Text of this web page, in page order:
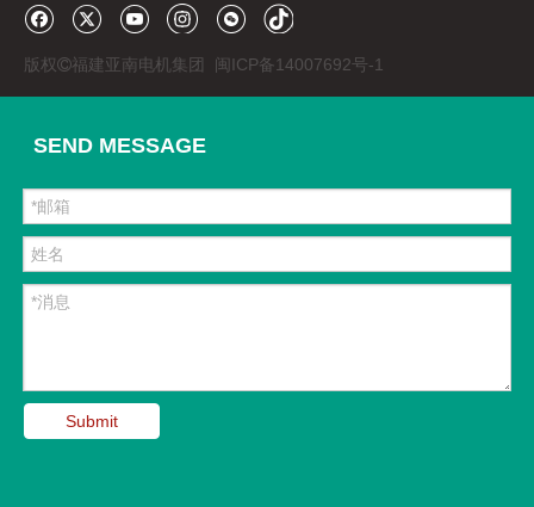
版权福建亚南电机集团 闽ICP备14007692号-1
SEND MESSAGE
Submit